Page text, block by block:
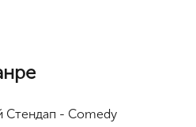
Стендап - Comedy